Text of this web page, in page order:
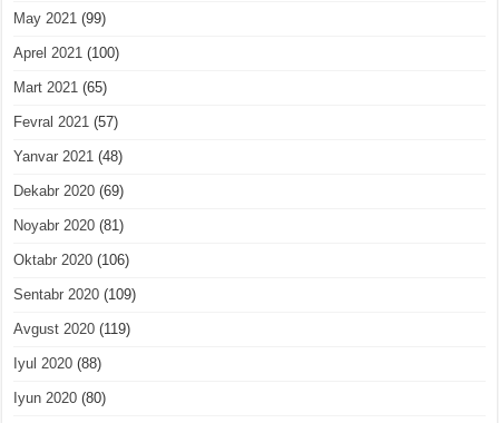
May 2021 (99)
Aprel 2021 (100)
Mart 2021 (65)
Fevral 2021 (57)
Yanvar 2021 (48)
Dekabr 2020 (69)
Noyabr 2020 (81)
Oktabr 2020 (106)
Sentabr 2020 (109)
Avgust 2020 (119)
Iyul 2020 (88)
Iyun 2020 (80)